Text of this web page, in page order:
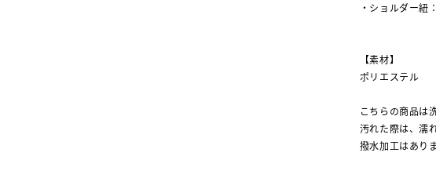
・ショルダー紐
【素材】
ポリエステル
こちらの商品は
汚れた際は、濡
撥水加工はあり